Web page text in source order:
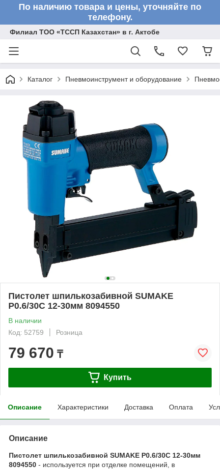
По наличию товара и цены, уточняйте по
телефону.
Филиал ТОО «ТССП Казахстан» в г. Актобе
Каталог Пневмоинструмент и оборудование
Пистолет шпилькозабивной SUMAKE
P0.6/30C 12-30мм 8094550
В наличии
Код: 52759
Розница
79 670 ₸
Купить
Описание Характеристики Доставка Оплата
Описание
Пистолет шпилькозабивной SUMAKE P0.6/30C 12-30мм
8094550​ - используется при отделке помещений, в